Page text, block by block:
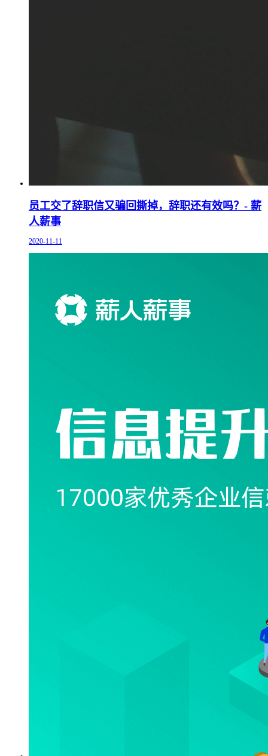
员工交了辞职信又骗回撕掉，辞职还有效吗？- 薪
人薪事
2020-11-11